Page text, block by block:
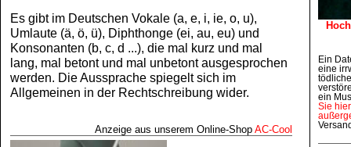
Es gibt im Deutschen Vokale (a, e, i, ie, o, u),
Umlaute (ä, ö, ü), Diphthonge (ei, au, eu) und
Konsonanten (b, c, d ...), die mal kurz und mal
lang, mal betont und mal unbetont ausgesprochen
werden. Die Aussprache spiegelt sich im
Allgemeinen in der Rechtschreibung wider.
Anzeige aus unserem Online‑Shop AC‑Cool
Ein
eine
ein
Sie